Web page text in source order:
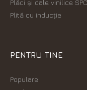
Plăci şi dale vinilice SPC
Plită cu inducție
PENTRU TINE
Populare